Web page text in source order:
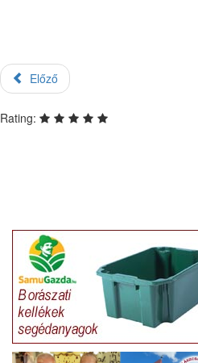
Előző
Rating: